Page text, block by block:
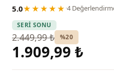
5.0★★★★★ ·4
SERİ SONU
2.449,99 ₺ %20
1.909,99 ₺